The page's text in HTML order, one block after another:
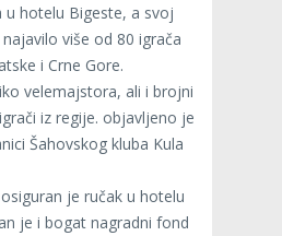
u hotelu Bigeste, a svoj
više od 80 igrača
i Crne Gore.
velemajstora, ali i brojni
iz regije. objavljeno je
Šahovskog kluba Kula
je ručak u hotelu
je i bogat nagradni fond